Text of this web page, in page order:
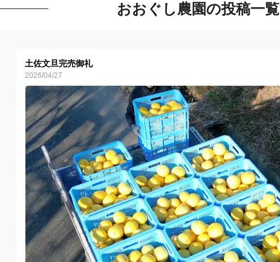
おおぐし農園の投稿一覧
土佐文旦完売御礼
2026/04/27